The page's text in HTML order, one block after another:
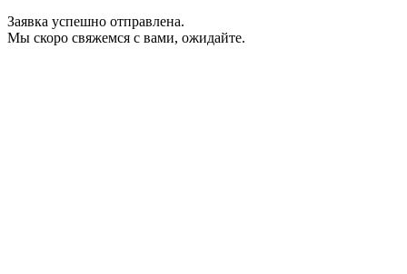
Заявка успешно отправлена.
Мы скоро свяжемся с вами, ожидайте.